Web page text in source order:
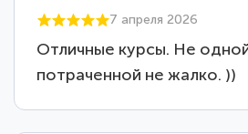
7 апреля 2026
Отличные курсы. Не
потраченной не жалко. ))